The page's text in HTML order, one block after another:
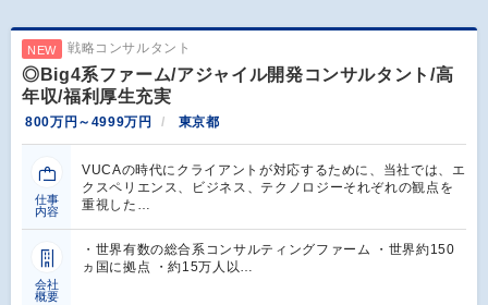
NEW 戦略コンサルタント
◎Big4系ファーム/アジャイル開発コンサルタント/高
年収/福利厚生充実
800万円～4999万円 東京都
仕事
内容
VUCAの時代にクライアントが対応するために、当社では、エ
クスペリエンス、ビジネス、テクノロジーそれぞれの観点を
重視した…
会社
概要
・世界有数の総合系コンサルティングファーム ・世界約150
ヵ国に拠点 ・約15万人以…